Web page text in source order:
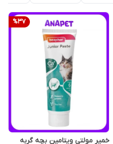
%37
خمیر مولتی ویتامین بچه گربه